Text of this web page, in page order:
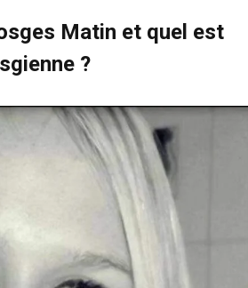
Matin et quel est
?